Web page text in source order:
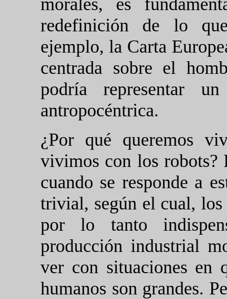
morales, es
redefinición de lo
ejemplo, la Carta
centrada sobre el
podría representar
antropocéntrica.
¿Por qué queremos
vivimos con los robots?
cuando se responde a
trivial, según el cual,
por lo tanto
producción industrial
ver con situaciones en
humanos son grandes.